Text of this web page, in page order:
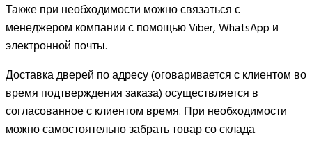
Также при необходимости можно связаться с
менеджером компании с помощью Viber, WhatsApp и
электронной почты.
Доставка дверей по адресу (оговаривается с клиентом во
время подтверждения заказа) осуществляется в
согласованное с клиентом время. При необходимости
можно самостоятельно забрать товар со склада.